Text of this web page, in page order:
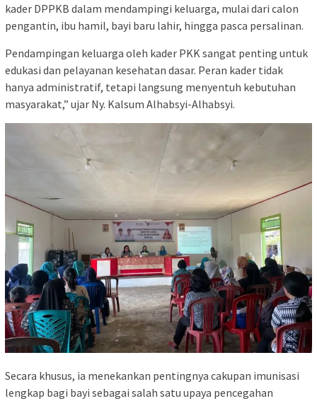
kader DPPKB dalam mendampingi keluarga, mulai dari calon
pengantin, ibu hamil, bayi baru lahir, hingga pasca persalinan.
Pendampingan keluarga oleh kader PKK sangat penting untuk
edukasi dan pelayanan kesehatan dasar. Peran kader tidak
hanya administratif, tetapi langsung menyentuh kebutuhan
masyarakat,” ujar Ny. Kalsum Alhabsyi-Alhabsyi.
Secara khusus, ia menekankan pentingnya cakupan imunisasi
lengkap bagi bayi sebagai salah satu upaya pencegahan